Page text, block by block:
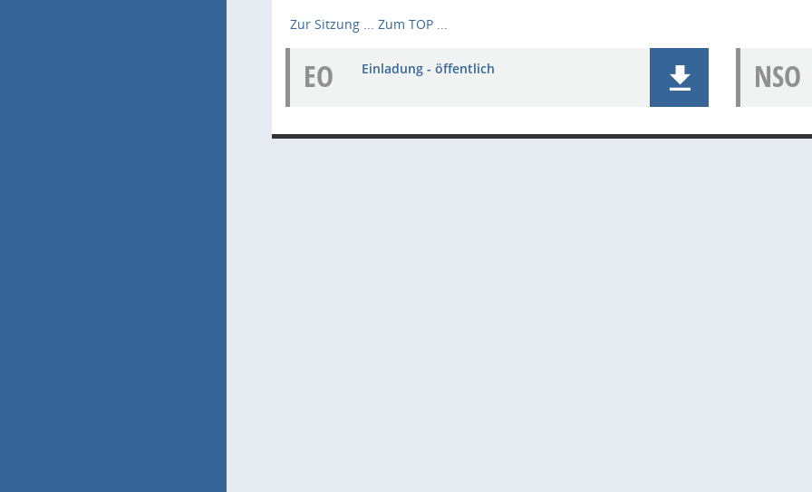
Zur Sitzung ... Zum TOP ...
EO Einladung - öffentlich NSO